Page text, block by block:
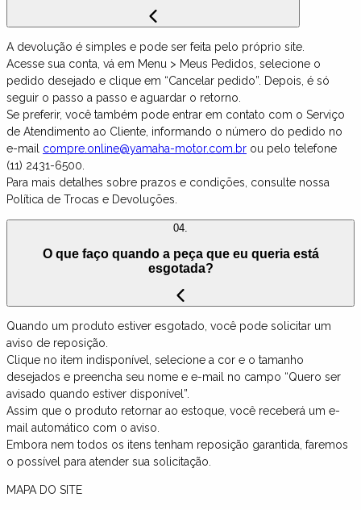
A devolução é simples e pode ser feita pelo próprio site.
Acesse sua conta, vá em Menu > Meus Pedidos, selecione o
pedido desejado e clique em “Cancelar pedido”. Depois, é só
seguir o passo a passo e aguardar o retorno.
Se preferir, você também pode entrar em contato com o Serviço
de Atendimento ao Cliente, informando o número do pedido no
e-mail compre.online@yamaha-motor.com.br ou pelo telefone
(11) 2431-6500.
Para mais detalhes sobre prazos e condições, consulte nossa
Política de Trocas e Devoluções.
04.
O que faço quando a peça que eu queria está
esgotada?
Quando um produto estiver esgotado, você pode solicitar um
aviso de reposição.
Clique no item indisponível, selecione a cor e o tamanho
desejados e preencha seu nome e e-mail no campo “Quero ser
avisado quando estiver disponível”.
Assim que o produto retornar ao estoque, você receberá um e-
mail automático com o aviso.
Embora nem todos os itens tenham reposição garantida, faremos
o possível para atender sua solicitação.
MAPA DO SITE